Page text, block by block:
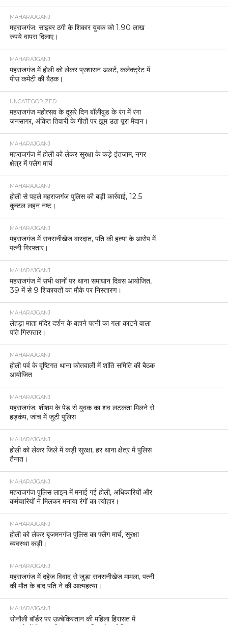
MAHARAJGANJ
महराजगंज: साइबर ठगी के शिकार युवक को 1.90 लाख
रुपये वापस दिलाए।
MAHARAJGANJ
महराजगंज में होली को लेकर प्रशासन अलर्ट, कलेक्ट्रेट में
पीस कमेटी की बैठक।
UNCATEGORIZED
महराजगंज महोत्सव के दूसरे दिन बॉलीवुड के रंग में रंगा
जनसागर, अंकित तिवारी के गीतों पर झूम उठा पूरा मैदान।
MAHARAJGANJ
महराजगंज में होली को लेकर सुरक्षा के कड़े इंतजाम, नगर
क्षेत्र में फ्लैग मार्च
MAHARAJGANJ
होली से पहले महराजगंज पुलिस की बड़ी कार्रवाई, 12.5
कुन्टल लहन नष्ट।
MAHARAJGANJ
महराजगंज में सनसनीखेज वारदात, पति की हत्या के आरोप में
पत्नी गिरफ्तार।
MAHARAJGANJ
महराजगंज में सभी थानों पर थाना समाधान दिवस आयोजित,
39 में से 9 शिकायतों का मौके पर निस्तारण।
MAHARAJGANJ
लेहड़ा माता मंदिर दर्शन के बहाने पत्नी का गला काटने वाला
पति गिरफ्तार।
MAHARAJGANJ
होली पर्व के दृष्टिगत थाना कोतवाली में शांति समिति की बैठक
आयोजित
MAHARAJGANJ
महराजगंज: शीशम के पेड़ से युवक का शव लटकता मिलने से
हड़कंप, जांच में जुटी पुलिस
MAHARAJGANJ
होली को लेकर जिले में कड़ी सुरक्षा, हर थाना क्षेत्र में पुलिस
तैनात।
MAHARAJGANJ
महराजगंज पुलिस लाइन में मनाई गई होली, अधिकारियों और
कर्मचारियों ने मिलकर मनाया रंगों का त्योहार।
MAHARAJGANJ
होली को लेकर बृजमनगंज पुलिस का फ्लैग मार्च, सुरक्षा
व्यवस्था कड़ी।
MAHARAJGANJ
महराजगंज में दहेज विवाद से जुड़ा सनसनीखेज मामला, पत्नी
की मौत के बाद पति ने की आत्महत्या।
MAHARAJGANJ
सोनौली बॉर्डर पर उज़्बेकिस्तान की महिला हिरासत में